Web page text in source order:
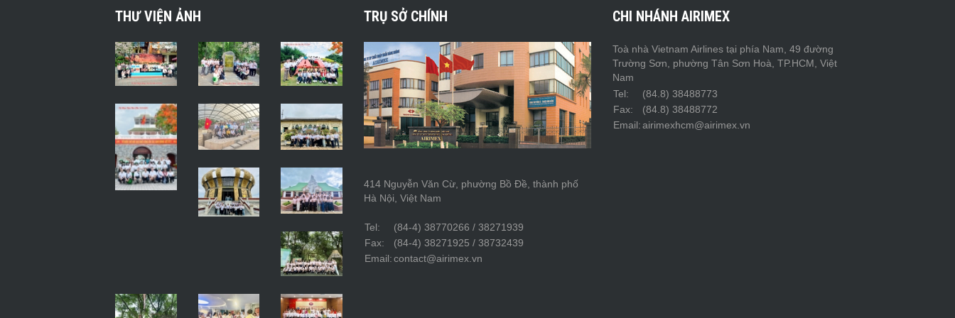
THƯ VIỆN ẢNH TRỤ SỞ CHÍNH
414 Nguyễn Văn Cừ, phường Bồ Đề, thành phố
Hà Nội, Việt Nam
Tel:
(84-4) 38770266 / 38271939
Fax:
(84-4) 38271925 / 38732439
Email:contact@airimex.vn
CHI NHÁNH AIRIMEX
Toà nhà Vietnam Airlines tại phía Nam, 49 đường
Trường Sơn, phường Tân Sơn Hoà, TP.HCM, Việt
Nam
Tel:
(84.8) 38488773
Fax:
(84.8) 38488772
Email:airimexhcm@airimex.vn